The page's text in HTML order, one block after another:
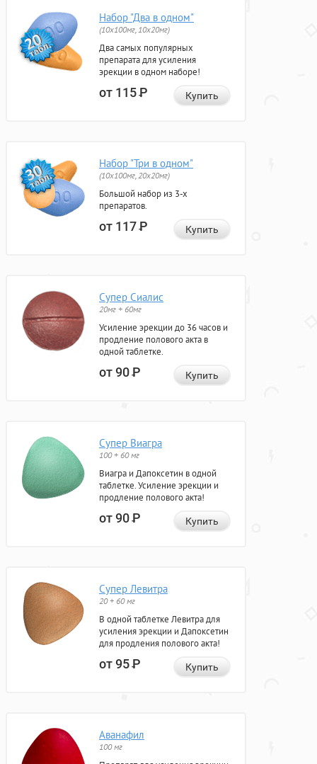
Набор "Два в одном"
(10x100мг, 10x20мг)
Два самых популярных
препарата для усиления
эрекции в одном наборе!
от 115Р Купить
Набор "Три в одном"
(10x100мг, 20x20мг)
Большой набор из 3-х
препаратов.
от 117Р Купить
Супер Сиалис
20мг + 60мг
Усиление эрекции до 36 часов и
продление полового акта в
одной таблетке.
от 90Р Купить
Супер Виагра
100 + 60 мг
Виагра и Дапоксетин в одной
таблетке. Усиление эрекции и
продление полового акта!
от 90Р Купить
Супер Левитра
20 + 60 мг
В одной таблетке Левитра для
усиления эрекции и Дапоксетин
для продления полового акта!
от 95Р Купить
Аванафил
100 мг